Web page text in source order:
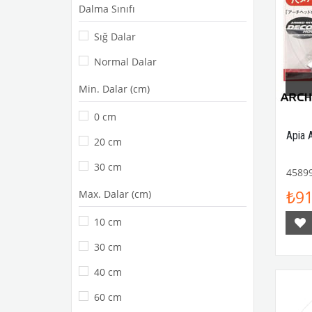
Dalma Sınıfı
Sığ Dalar
Normal Dalar
Min. Dalar (cm)
0 cm
20 cm
30 cm
Max. Dalar (cm)
10 cm
30 cm
40 cm
60 cm
Apia